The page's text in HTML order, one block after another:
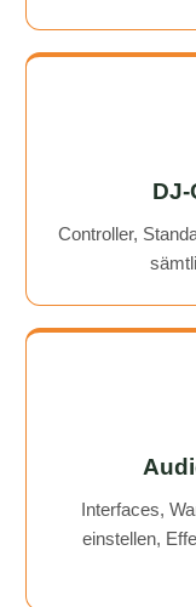
Controller,
Interfaces,
einstellen,